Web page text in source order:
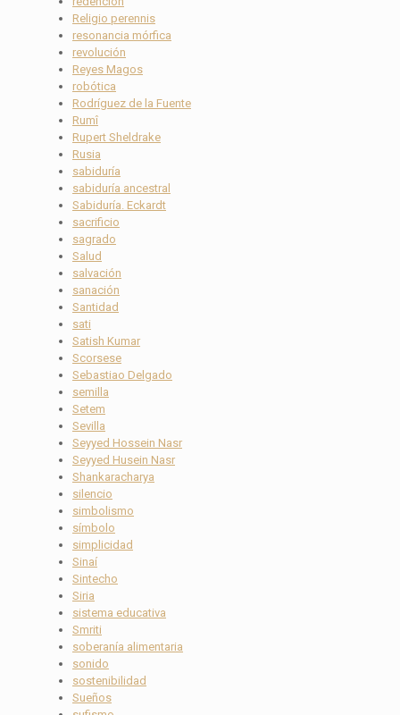
Religio perennis
resonancia mórfica
revolución
Reyes Magos
robótica
Rodríguez de la Fuente
Rumî
Rupert Sheldrake
Rusia
sabiduría
sabiduría ancestral
Sabiduría. Eckardt
sacrificio
sagrado
Salud
salvación
sanación
Santidad
sati
Satish Kumar
Scorsese
Sebastiao Delgado
semilla
Setem
Sevilla
Seyyed Hossein Nasr
Seyyed Husein Nasr
Shankaracharya
silencio
simbolismo
símbolo
simplicidad
Sinaí
Sintecho
Siria
sistema educativa
Smriti
soberanía alimentaria
sonido
sostenibilidad
Sueños